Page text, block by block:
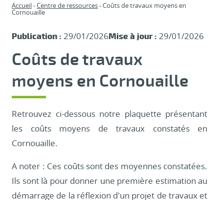
Accueil Centre de ressources Coûts de travaux moyens en
Cornouaille
Publication : 29/01/2026Mise à jour : 29/01/2026
Coûts de travaux
moyens en Cornouaille
Retrouvez ci-dessous notre plaquette présentant
les coûts moyens de travaux constatés en
Cornouaille.
A noter : Ces coûts sont des moyennes constatées.
Ils sont là pour donner une première estimation au
démarrage de la réflexion d’un projet de travaux et